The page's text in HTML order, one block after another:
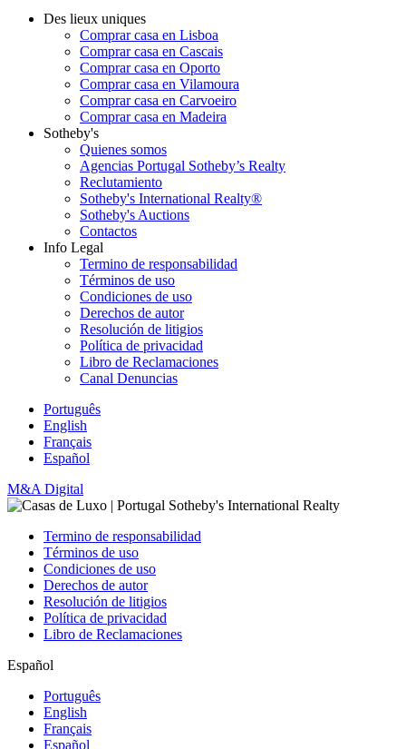
Des lieux uniques
Comprar casa en Lisboa
Comprar casa en Cascais
Comprar casa en Oporto
Comprar casa en Vilamoura
Comprar casa en Carvoeiro
Comprar casa en Madeira
Sotheby's
Quienes somos
Agencias Portugal Sotheby’s Realty
Reclutamiento
Sotheby's International Realty®
Sotheby's Auctions
Contactos
Info Legal
Termino de responsabilidad
Términos de uso
Condiciones de uso
Derechos de autor
Resolución de litigios
Política de privacidad
Libro de Reclamaciones
Canal Denuncias
Português
English
Français
Español
M&A Digital
Termino de responsabilidad
Términos de uso
Condiciones de uso
Derechos de autor
Resolución de litigios
Política de privacidad
Libro de Reclamaciones
Español
Português
English
Français
Español